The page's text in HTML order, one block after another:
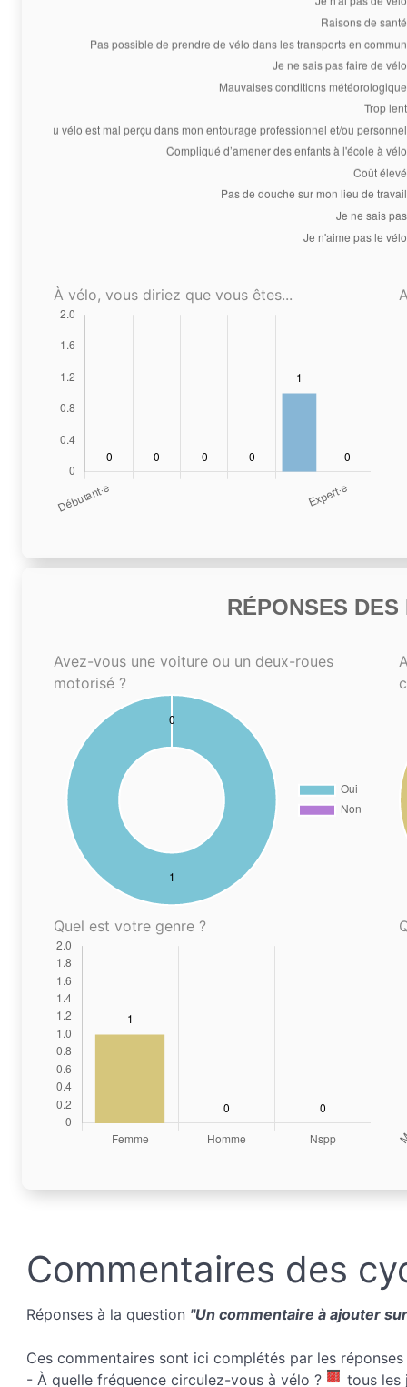
À vélo, vous diriez que vous êtes...
RÉPONSES
Avez-vous une voiture ou un deux-roues
motorisé ?
Quel est votre genre ?
Commentaires des
Réponses à la question "Un commentaire à ajouter
Ces commentaires sont ici complétés par les
- À quelle fréquence circulez-vous à vélo ?
tous les